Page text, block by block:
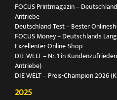
FOCUS Printmagazin –
Antriebe
Deutschland Test – Bester
FOCUS Money – Deutschlands
Exzellenter Online-Shop
DIE WELT – Nr. 1 in
Antriebe)
DIE WELT – Preis-Champion 2026
2025